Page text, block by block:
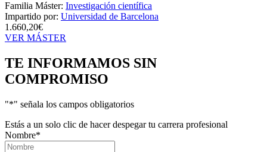
Familia Máster: Investigación científica
Impartido por: Universidad de Barcelona
1.660,20€
VER MÁSTER
TE INFORMAMOS SIN
COMPROMISO
"*" señala los campos obligatorios
Estás a un solo clic de hacer despegar tu carrera profesional
Nombre*